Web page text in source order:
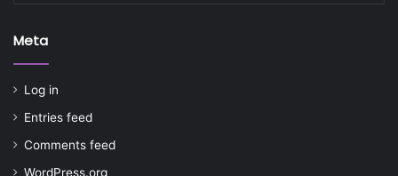
Meta
Log in
Entries feed
Comments feed
WordPress.org